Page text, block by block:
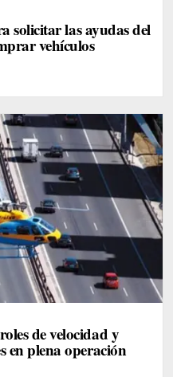
solicitar las ayudas del
vehículos
de velocidad y
en plena operación